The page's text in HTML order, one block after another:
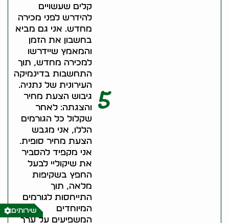
קלים שעשויים
להידרש לפני מכירה
מחדש. אני גם מביא
בחשבון את הזמן
והמאמץ שיידרשו
למכירה מחדש, תוך
התחשבות בדינמיקה
העירונית של נתניה.
5
גיבוש הצעת מחיר
והצגתה: לאחר
שקלול כל הגורמים
הללו, אני מגבש
הצעת מחיר סופית.
אני מקפיד להסביר
את שיקוליי לבעל
החפץ בשקיפות
מלאה, תוך
התייחסות לגורמים
המיוחדים
המשפיעים על ערך
שירותים